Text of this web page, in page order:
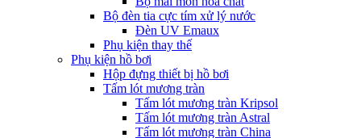
Bộ đèn tia cực tím xử lý nước
Đèn UV Emaux
Phụ kiện thay thế
Phụ kiện hồ bơi
Hộp đựng thiết bị hồ bơi
Tấm lót mương tràn
Tấm lót mương tràn Kripsol
Tấm lót mương tràn Astral
Tấm lót mương tràn China